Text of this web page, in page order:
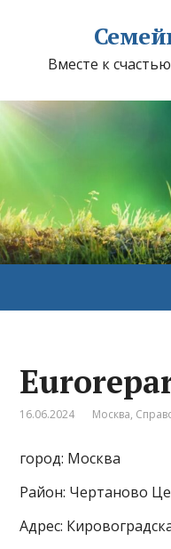
Вместе к
16.06.2024 Москва,
город: Москва
Район: Чертаново
Адрес: